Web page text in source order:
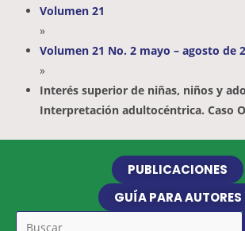
Volumen 21
»
Volumen 21 No. 2 mayo – agosto de
»
Interés superior de niñas, niños y
Interpretación adultocéntrica. Caso
PUBLICACIONES
GUÍA PARA AUTORES